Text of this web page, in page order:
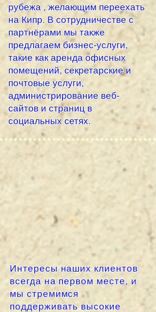
рубежа , желающим переехать
на Кипр. В сотрудничестве с
партнёрами мы также
предлагаем бизнес-услуги,
такие как аренда офисных
помещений, секретарские и
почтовые услуги,
администрирование веб-
сайтов и страниц в
социальных сетях.
Интересы наших клиентов
всегда на первом месте, и
мы стремимся
поддерживать высокие